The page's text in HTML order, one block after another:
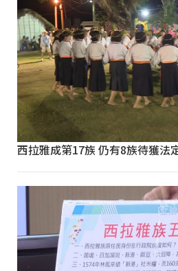
西拉雅成第17族 仍有8族待獲法